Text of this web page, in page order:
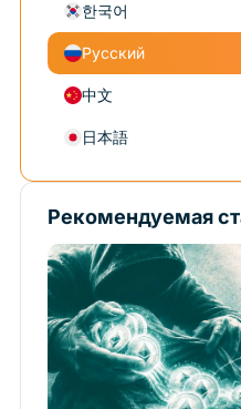
한국어
Русский
中文
日本語
Рекомендуемая